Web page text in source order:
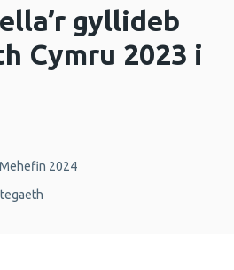
gyllideb
Cymru 2023 i
2024